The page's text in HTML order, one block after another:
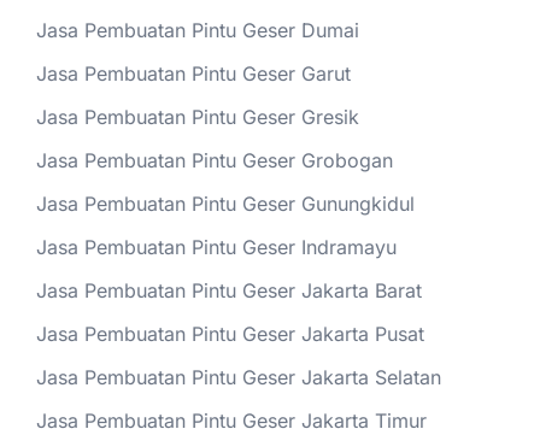
Jasa Pembuatan Pintu Geser Dumai
Jasa Pembuatan Pintu Geser Garut
Jasa Pembuatan Pintu Geser Gresik
Jasa Pembuatan Pintu Geser Grobogan
Jasa Pembuatan Pintu Geser Gunungkidul
Jasa Pembuatan Pintu Geser Indramayu
Jasa Pembuatan Pintu Geser Jakarta Barat
Jasa Pembuatan Pintu Geser Jakarta Pusat
Jasa Pembuatan Pintu Geser Jakarta Selatan
Jasa Pembuatan Pintu Geser Jakarta Timur